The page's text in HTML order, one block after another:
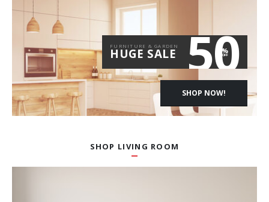
FURNITURE & GARDEN
HUGE SALE 50
%
OFF
SHOP NOW!
SHOP LIVING ROOM